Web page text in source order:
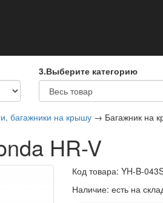
3.Выберите категорию
багажники на крышу → Багажник на
HR-V
Код товара: YH-B-
Наличие: есть на